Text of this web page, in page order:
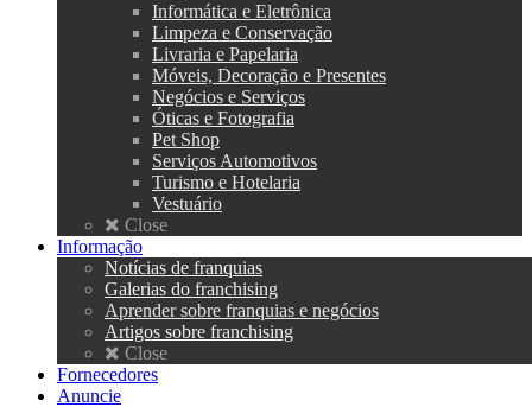
Informática e Eletrônica
Limpeza e Conservação
Livraria e Papelaria
Móveis, Decoração e Presentes
Negócios e Serviços
Óticas e Fotografia
Pet Shop
Serviços Automotivos
Turismo e Hotelaria
Vestuário
Close
Informação
Notícias de franquias
Galerias do franchising
Aprender sobre franquias e negócios
Artigos sobre franchising
Close
Fornecedores
Anuncie